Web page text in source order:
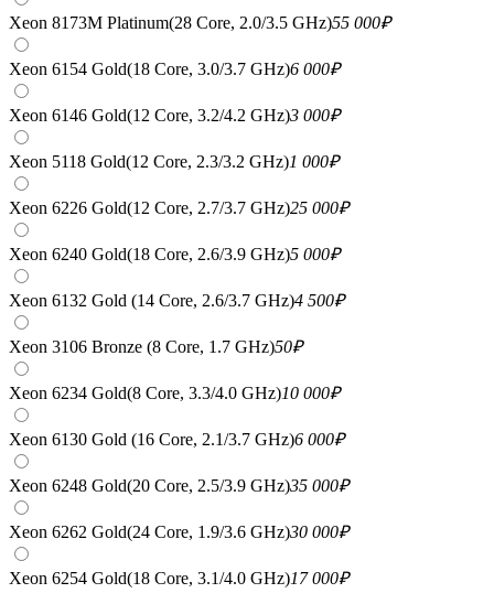
Xeon 8173M Platinum(28 Core, 2.0/3.5 GHz)55 000₽
Xeon 6154 Gold(18 Core, 3.0/3.7 GHz)6 000₽
Xeon 6146 Gold(12 Core, 3.2/4.2 GHz)3 000₽
Xeon 5118 Gold(12 Core, 2.3/3.2 GHz)1 000₽
Xeon 6226 Gold(12 Core, 2.7/3.7 GHz)25 000₽
Xeon 6240 Gold(18 Core, 2.6/3.9 GHz)5 000₽
Xeon 6132 Gold (14 Core, 2.6/3.7 GHz)4 500₽
Xeon 3106 Bronze (8 Core, 1.7 GHz)50₽
Xeon 6234 Gold(8 Core, 3.3/4.0 GHz)10 000₽
Xeon 6130 Gold (16 Core, 2.1/3.7 GHz)6 000₽
Xeon 6248 Gold(20 Core, 2.5/3.9 GHz)35 000₽
Xeon 6262 Gold(24 Core, 1.9/3.6 GHz)30 000₽
Xeon 6254 Gold(18 Core, 3.1/4.0 GHz)17 000₽